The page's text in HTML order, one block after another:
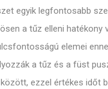
egyik legfontosabb
a tűz elleni hatékony
elemei
a tűz és a füst
ezzel értékes időt